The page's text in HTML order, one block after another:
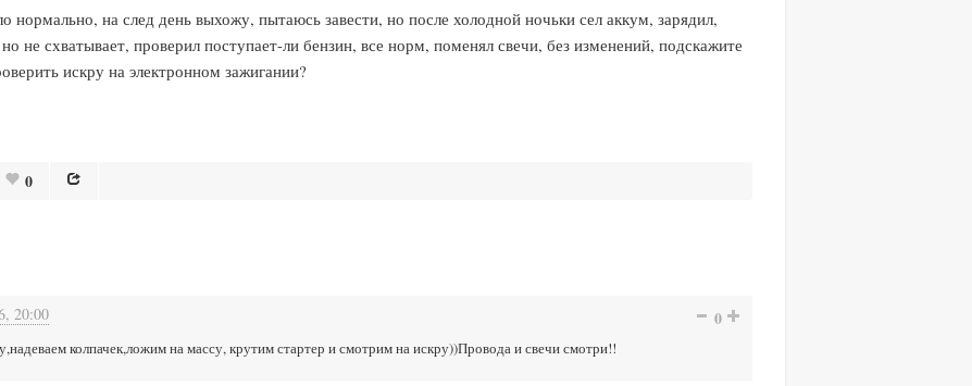
нормально, на след день выхожу, пытаюсь завести, но после холодной ночьки сел аккум, зарядил,
не схватывает, проверил поступает-ли бензин, все норм, поменял свечи, без изменений, подскажите
искру на электронном зажигании?
0
20:00 0
колпачек,ложим на массу, крутим стартер и смотрим на искру))Провода и свечи смотри!!